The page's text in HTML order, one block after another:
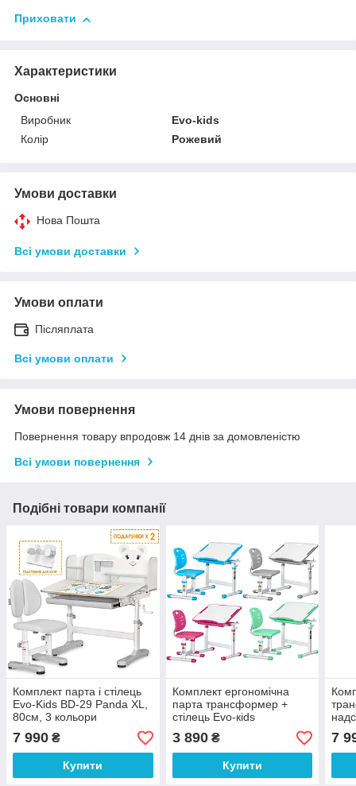
Приховати
Характеристики
Основні
Виробник
Evo-kids
Колір
Рожевий
Умови доставки
Нова Пошта
Всі умови доставки
Умови оплати
Післяплата
Всі умови оплати
Умови повернення
Повернення товару впродовж 14 днів за домовленістю
Всі умови повернення
Подібні товари компанії
Комплект парта і стілець
Evo-Kids BD-29 Panda XL,
80см, 3 кольори
7 990 ₴
Купити
Комплект ергономічна
парта трансформер +
стілець Evo-кids
3 890₴
Купити
7